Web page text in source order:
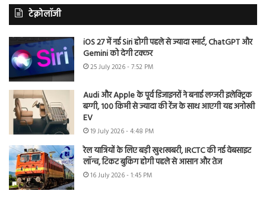
टेक्नोलॉजी
iOS 27 में नई Siri होगी पहले से ज्यादा स्मार्ट, ChatGPT और
Gemini को देगी टक्कर
25 July 2026 - 7:52 PM
Audi और Apple के पूर्व डिजाइनरों ने बनाई लग्जरी इलेक्ट्रिक
बग्गी, 100 किमी से ज्यादा की रेंज के साथ आएगी यह अनोखी
EV
19 July 2026 - 4:48 PM
रेल यात्रियों के लिए बड़ी खुशखबरी, IRCTC की नई वेबसाइट
लॉन्च, टिकट बुकिंग होगी पहले से आसान और तेज
16 July 2026 - 1:45 PM